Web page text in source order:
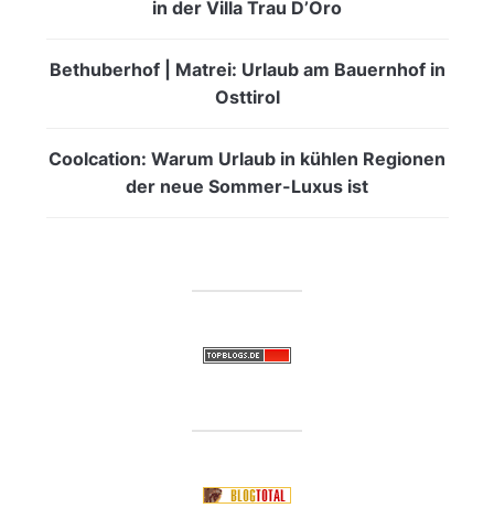
in der Villa Trau D’Oro
Bethuberhof | Matrei: Urlaub am Bauernhof in
Osttirol
Coolcation: Warum Urlaub in kühlen Regionen
der neue Sommer-Luxus ist